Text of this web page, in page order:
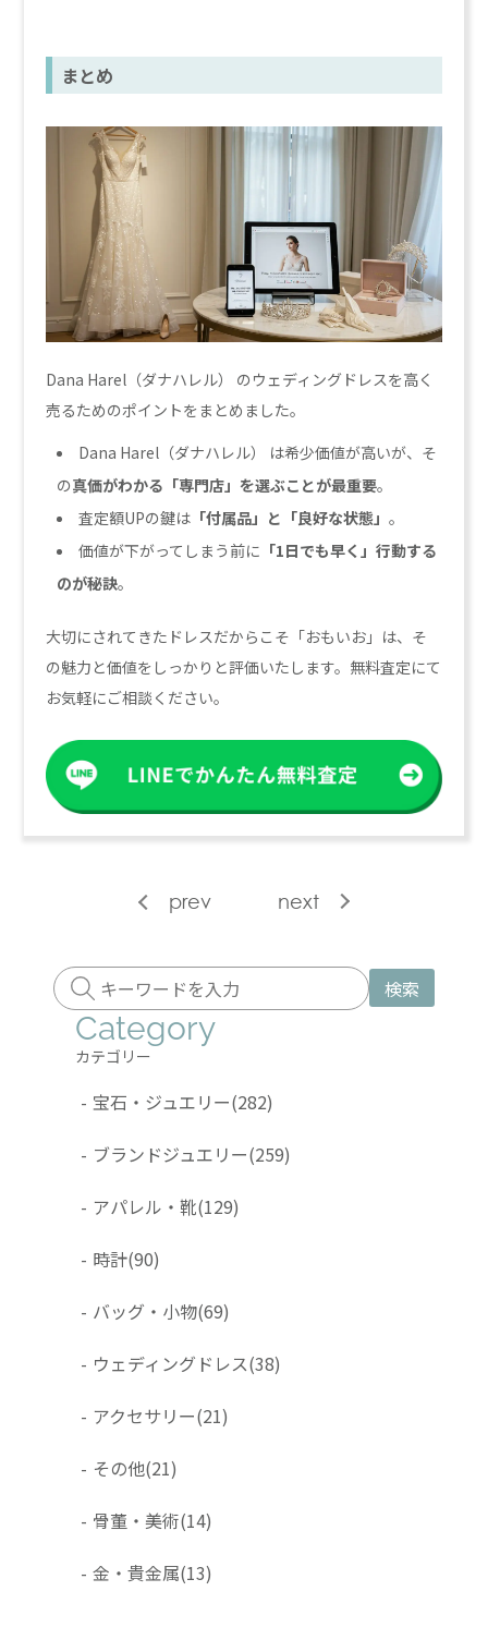
まとめ
Dana Harel（ダナハレル） のウェディングドレスを高く
売るためのポイントをまとめました。
Dana Harel（ダナハレル） は希少価値が高いが、そ
の真価がわかる「専門店」を選ぶことが最重要。
査定額UPの鍵は 「付属品」と「良好な状態」。
価値が下がってしまう前に 「1日でも早く」行動する
のが秘訣。
大切にされてきたドレスだからこそ「おもいお」は、そ
の魅力と価値をしっかりと評価いたします。無料査定にて
お気軽にご相談ください。
prev next
検索
Category
カテゴリー
- 宝石・ジュエリー(282)
- ブランドジュエリー(259)
- アパレル・靴(129)
- 時計(90)
- バッグ・小物(69)
- ウェディングドレス(38)
- アクセサリー(21)
- その他(21)
- 骨董・美術(14)
- 金・貴金属(13)